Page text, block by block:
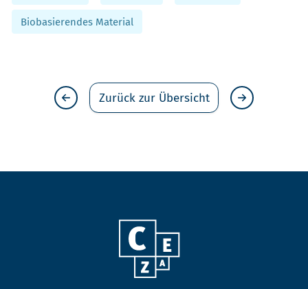
Biobasierendes Material
Zurück zur Übersicht